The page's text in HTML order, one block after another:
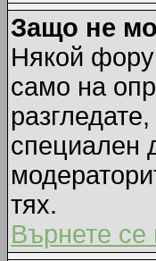
Защо не
Някой
само на
специален
тях.
Върнете се